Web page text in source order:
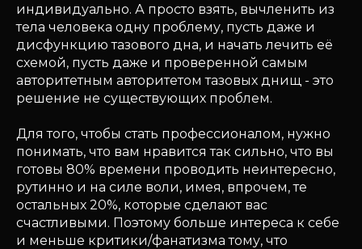
индивидуально. А просто взять, вычленить из
тела человека одну проблему, пусть даже и
дисфункцию тазового дна, и начать лечить её
схемой, пусть даже и проверенной самым
авторитетным авторитетом тазовых днищ - это
решение не существующих проблем.
Для того, чтобы стать профессионалом, нужно
понимать, что вам нравится так сильно, что вы
готовы 80% времени проводить неинтересно,
рутинно и на силе воли, имея, впрочем, те
остальных 20%, которые сделают вас
счастливыми. Поэтому больше интереса к себе
и меньше критики/фанатизма тому, что